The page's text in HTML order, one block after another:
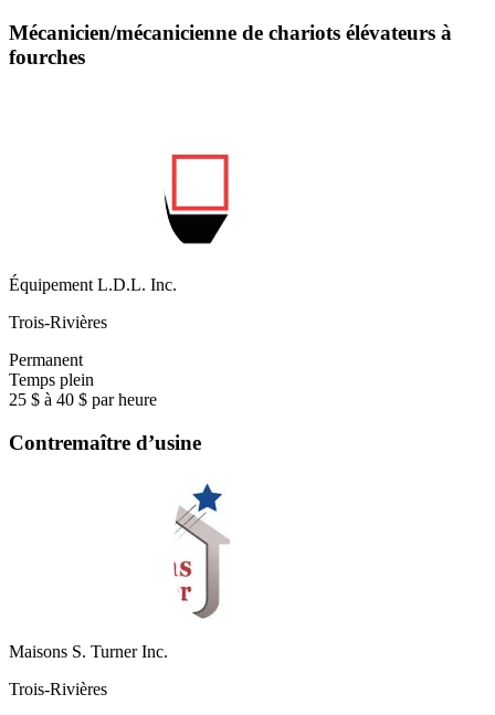
Mécanicien/mécanicienne de chariots élévateurs à
fourches
Équipement L.D.L. Inc.
Trois-Rivières
Permanent
Temps plein
25 $ à 40 $ par heure
Contremaître d’usine
Maisons S. Turner Inc.
Trois-Rivières